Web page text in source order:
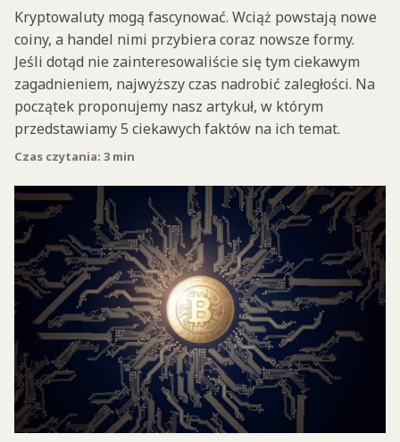
Kryptowaluty mogą fascynować. Wciąż powstają nowe
coiny, a handel nimi przybiera coraz nowsze formy.
Jeśli dotąd nie zainteresowaliście się tym ciekawym
zagadnieniem, najwyższy czas nadrobić zaległości. Na
początek proponujemy nasz artykuł, w którym
przedstawiamy 5 ciekawych faktów na ich temat.
Czas czytania: 3 min